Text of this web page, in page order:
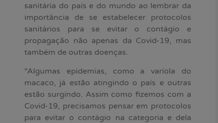
sanitária do país e do mundo ao lembrar da
importância de se estabelecer protocolos
sanitários para se evitar o contágio e
propagação não apenas da Covid-19, mas
também de outras doenças.
“Algumas epidemias, como a varíola do
macaco, já estão atingindo o país e outras
estão surgindo. Assim como fizemos com a
Covid-19, precisamos pensar em protocolos
para evitar o contágio na categoria e dela